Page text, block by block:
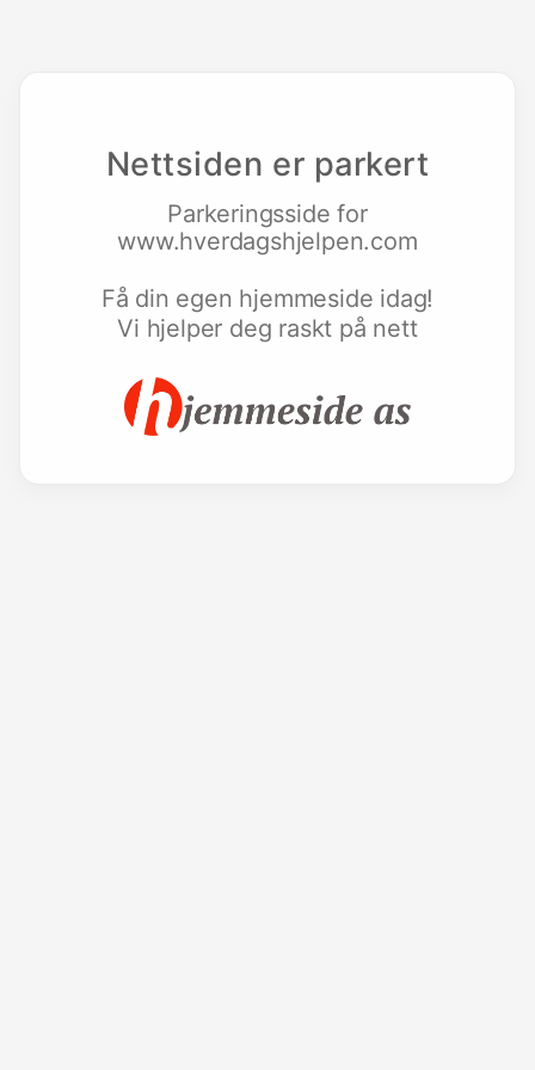
Nettsiden er parkert
Parkeringsside for
www.hverdagshjelpen.com
Få din egen hjemmeside idag!
Vi hjelper deg raskt på nett